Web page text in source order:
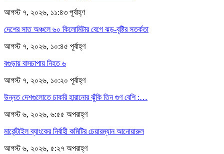
আগস্ট ৭, ২০২৬, ১১:৪৩ পূর্বাহ্ণ
দেশের সাত অঞ্চলে ৬০ কিলোমিটার বেগে ঝড়-বৃষ্টির সতর্কতা
আগস্ট ৭, ২০২৬, ১০:৪৫ পূর্বাহ্ণ
বগুড়ায় বাসচাপায় নিহত ৬
আগস্ট ৭, ২০২৬, ১০:২০ পূর্বাহ্ণ
উন্নত দেশগুলোতে চাকরি হারানোর ঝুঁকি তিন গুণ বেশি :…
আগস্ট ৬, ২০২৬, ৬:৫৫ অপরাহ্ণ
মার্কেন্টাইল ব্যাংকের নির্বাহী কমিটির চেয়ারম্যান আনোয়ারুল
আগস্ট ৬, ২০২৬, ৫:২৭ অপরাহ্ণ